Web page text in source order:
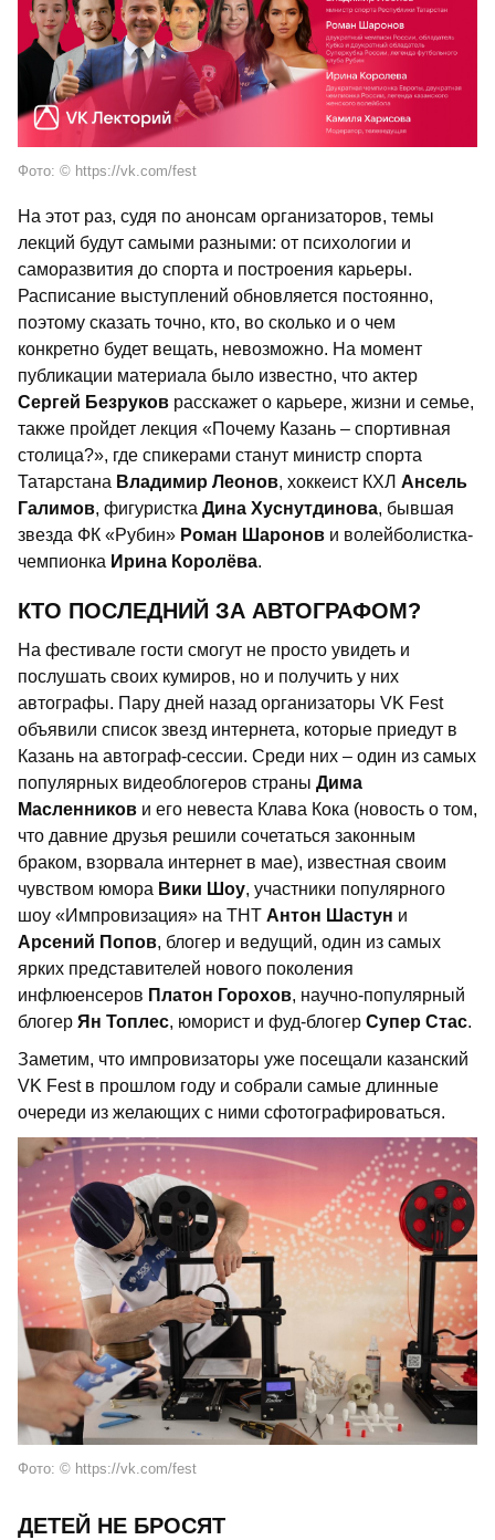
Фото: © https://vk.com/fest
На этот раз, судя по анонсам организаторов, темы
лекций будут самыми разными: от психологии и
саморазвития до спорта и построения карьеры.
Расписание выступлений обновляется постоянно,
поэтому сказать точно, кто, во сколько и о чем
конкретно будет вещать, невозможно. На момент
публикации материала было известно, что актер
Сергей Безруков расскажет о карьере, жизни и семье,
также пройдет лекция «Почему Казань – спортивная
столица?», где спикерами станут министр спорта
Татарстана Владимир Леонов, хоккеист КХЛ Ансель
Галимов, фигуристка Дина Хуснутдинова, бывшая
звезда ФК «Рубин» Роман Шаронов и волейболистка-
чемпионка Ирина Королёва.
КТО ПОСЛЕДНИЙ ЗА АВТОГРАФОМ?
На фестивале гости смогут не просто увидеть и
послушать своих кумиров, но и получить у них
автографы. Пару дней назад организаторы VK Fest
объявили список звезд интернета, которые приедут в
Казань на автограф-сессии. Среди них – один из самых
популярных видеоблогеров страны Дима
Масленников и его невеста Клава Кока (новость о том,
что давние друзья решили сочетаться законным
браком, взорвала интернет в мае), известная своим
чувством юмора Вики Шоу, участники популярного
шоу «Импровизация» на ТНТ Антон Шастун и
Арсений Попов, блогер и ведущий, один из самых
ярких представителей нового поколения
инфлюенсеров Платон Горохов, научно-популярный
блогер Ян Топлес, юморист и фуд-блогер Супер Стас.
Заметим, что импровизаторы уже посещали казанский
VK Fest в прошлом году и собрали самые длинные
очереди из желающих с ними сфотографироваться.
Фото: © https://vk.com/fest
ДЕТЕЙ НЕ БРОСЯТ